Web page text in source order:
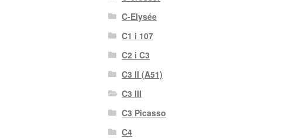
C-Elysée
C1 i 107
C2 i C3
C3 II (A51)
C3 III
C3 Picasso
C4